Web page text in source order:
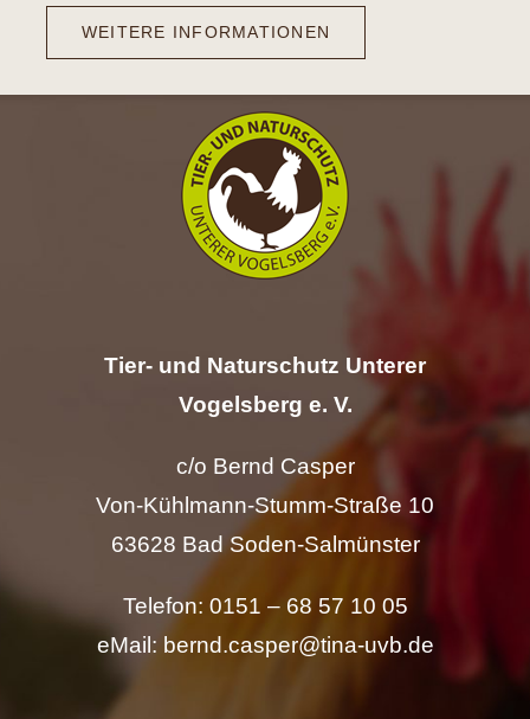
WEITERE INFORMATIONEN
Tier- und Naturschutz Unterer
Vogelsberg e. V.
c/o Bernd Casper
Von-Kühlmann-Stumm-Straße 10
63628 Bad Soden-Salmünster
Telefon: 0151 – 68 57 10 05
eMail: bernd.casper@tina-uvb.de